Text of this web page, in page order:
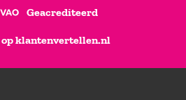
Geacrediteerd
op klantenvertellen.nl